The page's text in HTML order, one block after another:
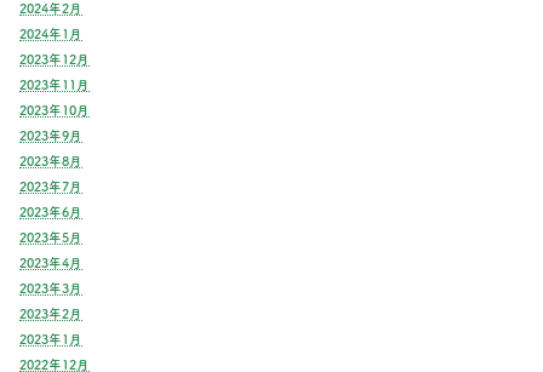
2024年2月
2024年1月
2023年12月
2023年11月
2023年10月
2023年9月
2023年8月
2023年7月
2023年6月
2023年5月
2023年4月
2023年3月
2023年2月
2023年1月
2022年12月